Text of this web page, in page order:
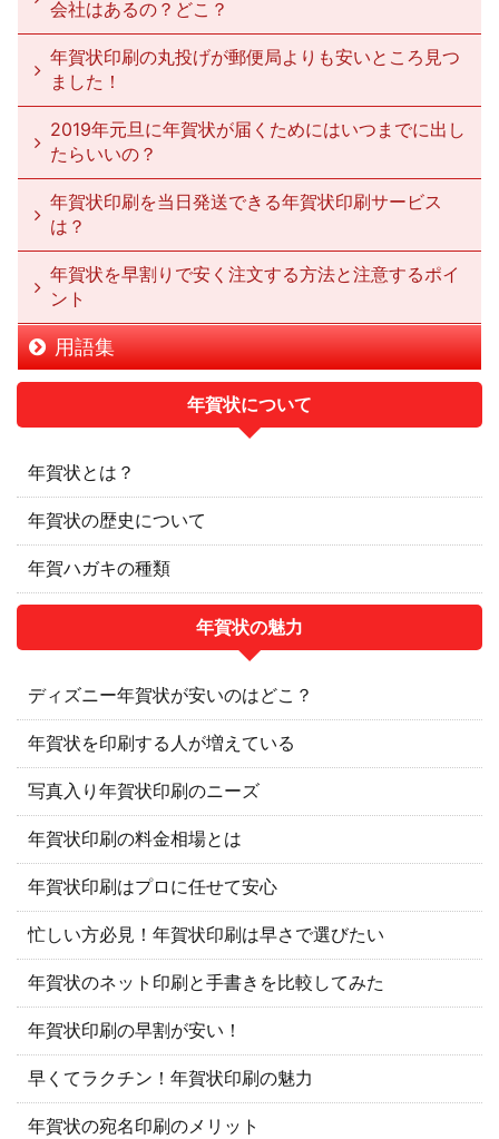
会社はあるの？どこ？
年賀状印刷の丸投げが郵便局よりも安いところ見つ
ました！
2019年元旦に年賀状が届くためにはいつまでに出し
たらいいの？
年賀状印刷を当日発送できる年賀状印刷サービス
は？
年賀状を早割りで安く注文する方法と注意するポイ
ント
用語集
年賀状について
年賀状とは？
年賀状の歴史について
年賀ハガキの種類
年賀状の魅力
ディズニー年賀状が安いのはどこ？
年賀状を印刷する人が増えている
写真入り年賀状印刷のニーズ
年賀状印刷の料金相場とは
年賀状印刷はプロに任せて安心
忙しい方必見！年賀状印刷は早さで選びたい
年賀状のネット印刷と手書きを比較してみた
年賀状印刷の早割が安い！
早くてラクチン！年賀状印刷の魅力
年賀状の宛名印刷のメリット